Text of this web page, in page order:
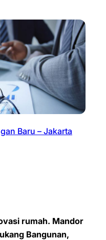
Baru – Jakarta
rumah. Mandor
Bangunan,